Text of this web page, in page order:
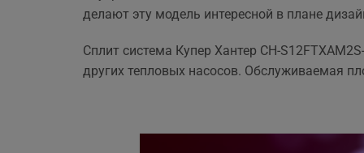
ще
делают эту модель интересной в плане
Сплит система Купер Хантер CH-
других тепловых насосов. Обслуживаемая